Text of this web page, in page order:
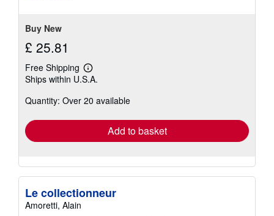
Buy New
£ 25.81
Free Shipping
Learn
more
shipping
Ships within U.S.A.
Quantity: Over 20 available
Add to basket
Le collectionneur
Amoretti, Alain